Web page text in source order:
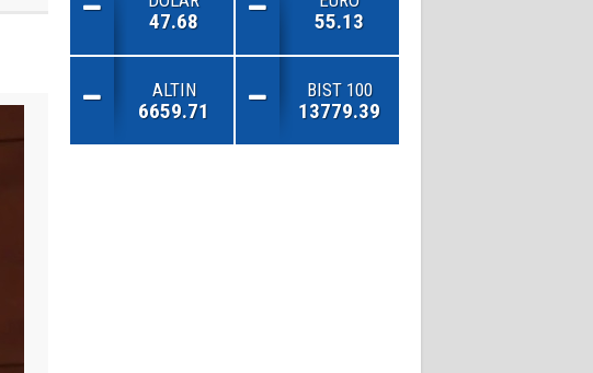
47.68 55.13
ALTIN
6659.71
BIST 100
13779.39